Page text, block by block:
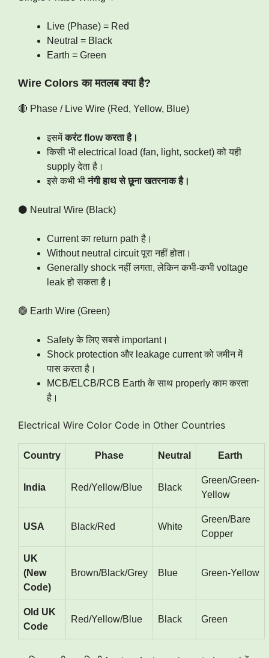
Live (Phase) = Red
Neutral = Black
Earth = Green
Wire Colors का मतलब क्या है?
🔴 Phase / Live Wire (Red, Yellow, Blue)
इसमेंकरंट flow करता है।
किसी भी electrical load (fan, light, socket) को यही
supply देता है।
इसे कभी भीनंगी हाथ से छूना खतरनाक है।
⚫ Neutral Wire (Black)
Current का return path है।
Without neutral circuit पूरा नहीं होता।
Generally shock नहीं लगता, लेकिन कभी-कभी voltage
leak हो सकता है।
🟢 Earth Wire (Green)
Safety के लिए सबसे important।
Shock protection और leakage current को जमीन में
पास करता है।
MCB/ELCB/RCB Earth के साथ properly काम करता
है।
Electrical Wire Color Code in Other Countries
Country Phase Neutral Earth
India Red/Yellow/Blue Black
Green/Green-
Yellow
USA Black/Red White
Green/Bare
Copper
UK
(New
Code)
Brown/Black/Grey Blue Green-Yellow
Old UK
Code
Red/Yellow/Blue Black Green